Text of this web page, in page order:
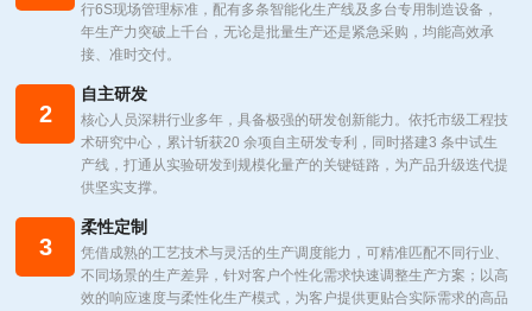
行6S现场管理标准，配有多条智能化生产线及多台专用制造设备，
年生产力突破上千台，无论是批量生产还是紧急采购，均能高效承
接、准时交付。
2
自主研发
核心人员深耕行业多年，具备极强的研发创新能力。依托市级工程技
术研究中心，累计斩获20 余项自主研发专利，同时搭建3 条中试生
产线，打通从实验研发到规模化量产的关键链路，为产品升级迭代提
供坚实支撑。
3
柔性定制
凭借成熟的工艺技术与灵活的生产调度能力，可精准匹配不同行业、
不同场景的生产差异，针对客户个性化需求快速调整生产方案；以高
效的响应速度与柔性化生产模式，为客户提供更贴合实际需求的高品